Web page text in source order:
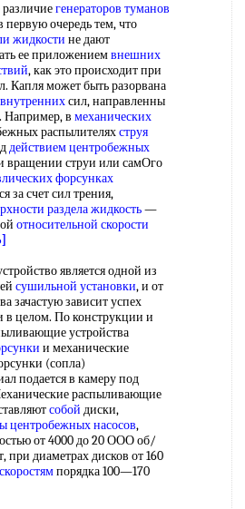
генераторов туманов
очередь тем, что
жидкости не дают
ее приложениемвнешних
, как это происходит при
Капля может быть разорвана
сил, направленны
Например, в механических
распылителяхструя
действием центробежных
вращении струи или самОго
форсунках
за счет сил трения,
раздела жидкость—
относительной скорости
является одной из
сушильной установки, и от
зачастую зависит успех
в целом. По конструкции и
устройства
и механические
(сопла)
подается в камеру под
распыливающие
собой диски,
центробежных насосов,
от 4000 до 20 ООО об/
при диаметрах дисков от 160
порядка 100—170